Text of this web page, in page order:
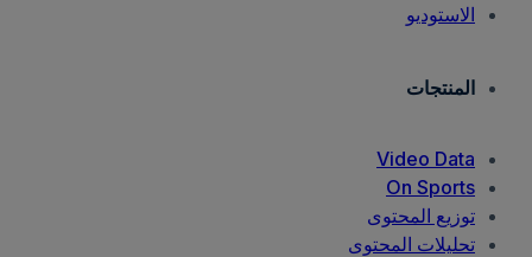
الاستوديو
المنتجات
Video Data
On Sports
توزيع المحتوى
تحليلات المحتوى